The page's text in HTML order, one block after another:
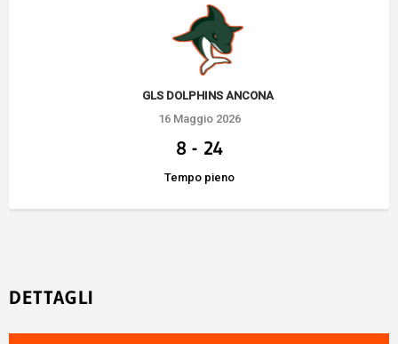
GLS DOLPHINS ANCONA
16 Maggio 2026
8- 24
Tempo pieno
DETTAGLI